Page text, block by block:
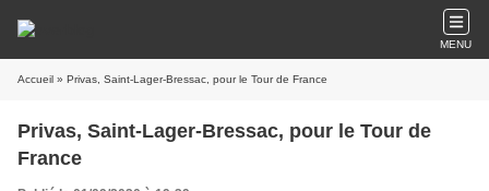
MENU
Accueil » Privas, Saint-Lager-Bressac, pour le Tour de France
Privas, Saint-Lager-Bressac, pour le Tour de
France